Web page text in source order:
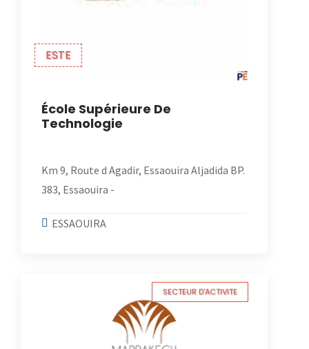
ESTE
École Supérieure De
Technologie
Km 9, Route d Agadir, Essaouira Aljadida BP.
383, Essaouira -
ESSAOUIRA
SECTEUR D'ACTIVITE